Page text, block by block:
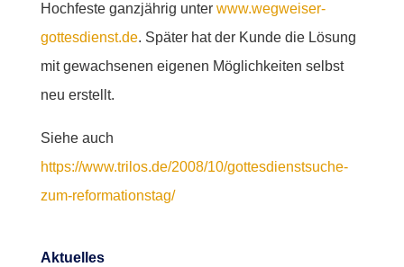
Hochfeste ganzjährig unter www.wegweiser-
gottesdienst.de. Später hat der Kunde die Lösung
mit gewachsenen eigenen Möglichkeiten selbst
neu erstellt.
Siehe auch
https://www.trilos.de/2008/10/gottesdienstsuche-
zum-reformationstag/
Aktuelles